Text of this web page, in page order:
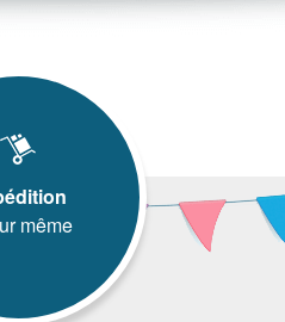
même